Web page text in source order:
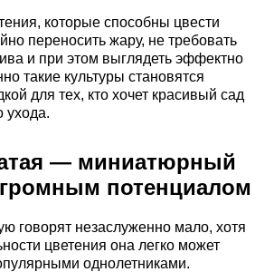
которые способны цвести
переносить жару, не требовать
и при этом выглядеть эффектно
такие культуры становятся
для тех, кто хочет красивый сад
ухода.
— миниатюрный
потенциалом
говорят незаслуженно мало, хотя
цветения она легко может
однолетниками.